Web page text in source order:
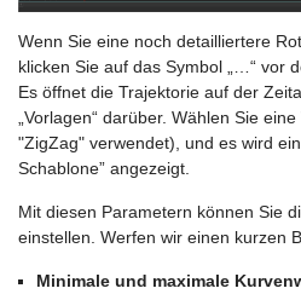
Wenn Sie eine noch detailliertere
klicken Sie auf das Symbol „…“ vor
Es öffnet die Trajektorie auf der
„Vorlagen“ darüber. Wählen Sie
"ZigZag" verwendet), und es wird
Schablone” angezeigt.
Mit diesen Parametern können Sie
einstellen. Werfen wir einen kurzen
Minimale und maximale